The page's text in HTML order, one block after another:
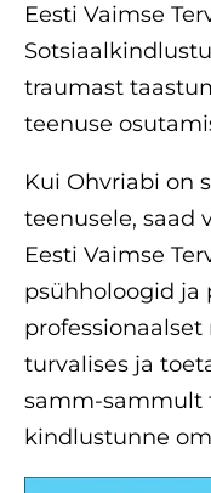
Eesti Vaimse
traumast
teenuse
Kui Ohvriabi on
teenusele, saad
Eesti Vaimse
psühholoogid ja
turvalises ja
samm-sammult
kindlustunne